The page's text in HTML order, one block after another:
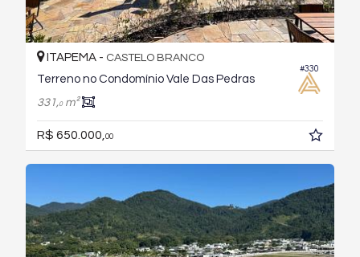
#330
ITAPEMA - CASTELO BRANCO
Terreno no Condomínio Vale Das Pedras
331,0m²
R$ 650.000,00